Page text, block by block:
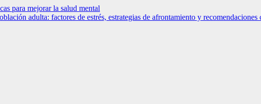
para mejorar la salud mental
adulta: factores de estrés, estrategias de afrontamiento y recomendaciones